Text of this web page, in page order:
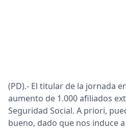
(PD).- El titular de la jornada
aumento de 1.000 afiliados
Seguridad Social. A priori,
bueno, dado que nos induce